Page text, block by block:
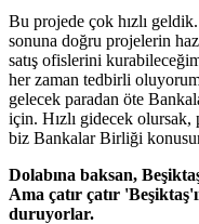
Bu projede çok hızlı
sonuna doğru projelerin
satış ofislerini
her zaman tedbirli
gelecek paradan öte
için. Hızlı gidecek olursak,
biz Bankalar Birliği
Dolabına baksan,
Ama çatır çatır
duruyorlar.